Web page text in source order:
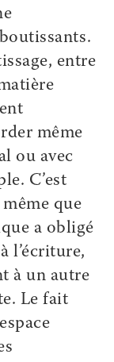
entre
même
ou avec
C’est
que
a obligé
l’écriture,
à un autre
Le fait